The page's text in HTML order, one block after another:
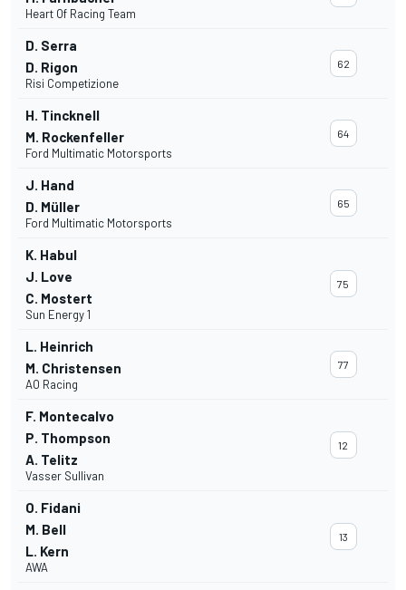
Heart Of Racing Team
D. Serra
D. Rigon
Risi Competizione
62
H. Tincknell
M. Rockenfeller
Ford Multimatic Motorsports
64
J. Hand
D. Müller
Ford Multimatic Motorsports
65
K. Habul
J. Love
C. Mostert
Sun Energy 1
75
L. Heinrich
M. Christensen
AO Racing
77
F. Montecalvo
P. Thompson
A. Telitz
Vasser Sullivan
12
O. Fidani
M. Bell
L. Kern
AWA
13